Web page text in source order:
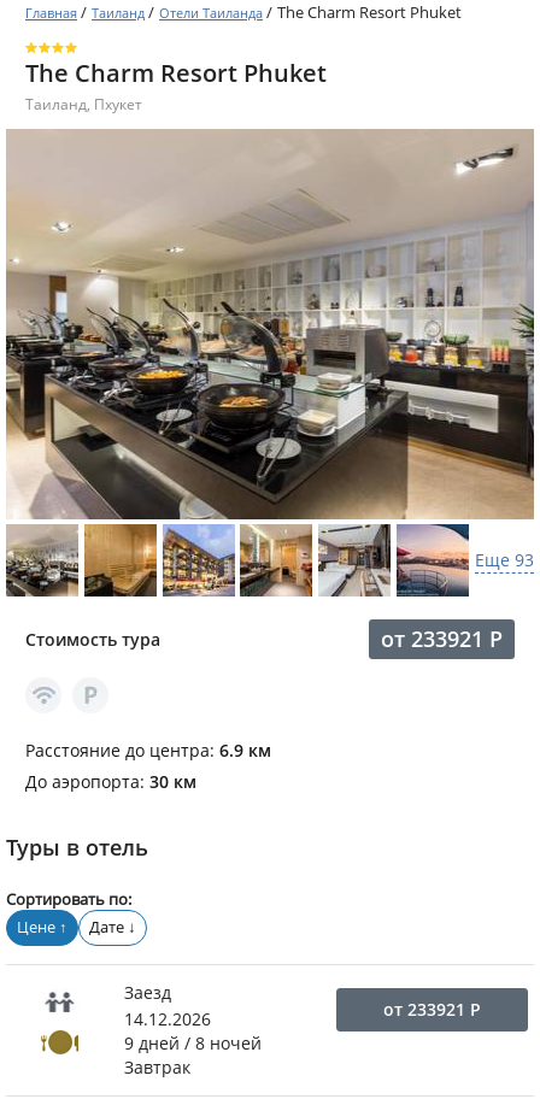
Главная / Таиланд / Отели Таиланда / The Charm Resort Phuket
The Charm Resort Phuket
Таиланд, Пхукет
Еще 93
Стоимость тура от 233921 Р
Расстояние до центра: 6.9 км
До аэропорта: 30 км
Туры в отель
Сортировать по:
Цене ↑ Дате ↓
Заезд
14.12.2026
9 дней / 8 ночей
Завтрак
от 233921 Р